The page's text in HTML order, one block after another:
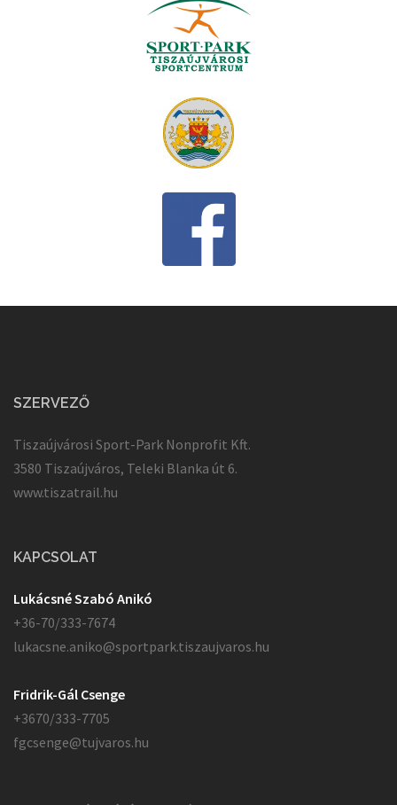
SZERVEZŐ
Tiszaújvárosi Sport-Park Nonprofit Kft.
3580 Tiszaújváros, Teleki Blanka út 6.
www.tiszatrail.hu
KAPCSOLAT
Lukácsné Szabó Anikó
+36-70/333-7674
lukacsne.aniko@sportpark.tiszaujvaros.hu
Fridrik-Gál Csenge
+3670/333-7705
fgcsenge@tujvaros.hu